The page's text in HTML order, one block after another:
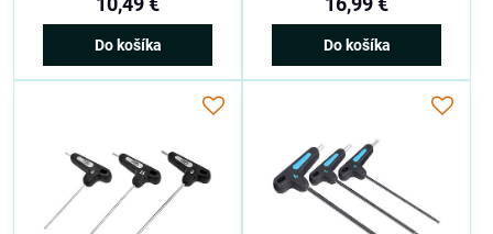
Do košíka Do košíka